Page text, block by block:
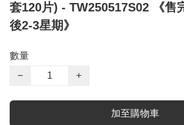
套120片) - TW250517S02 《售
後2-3星期》
數量
−
+
加至購物車